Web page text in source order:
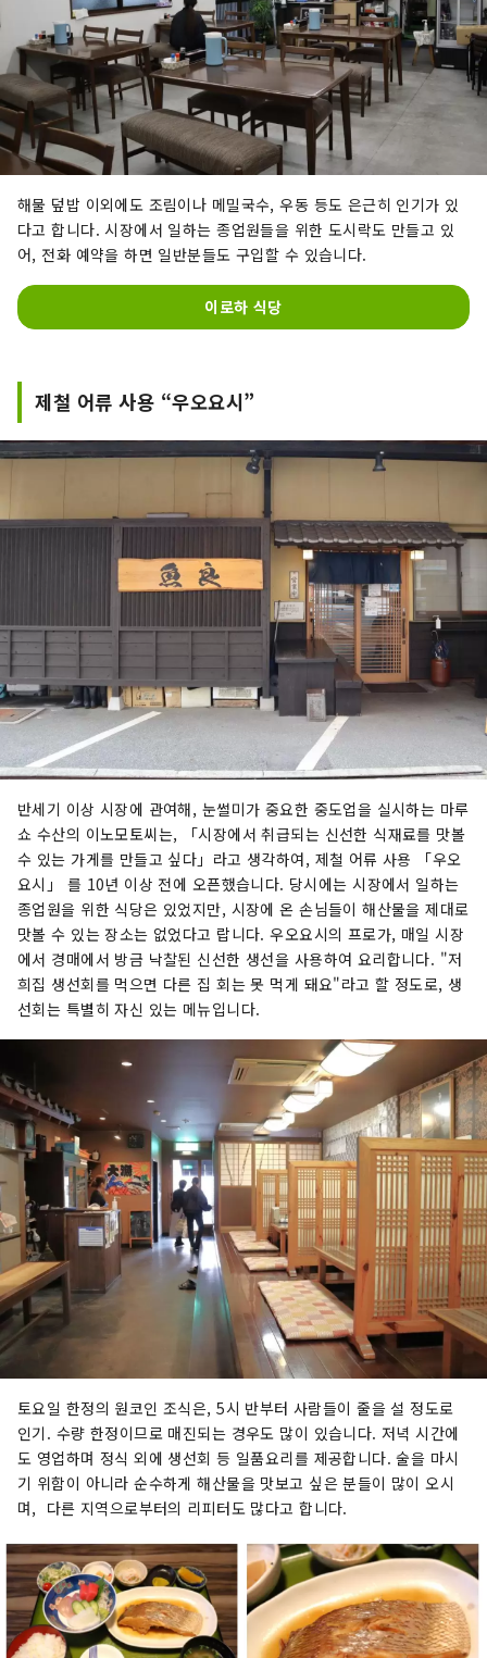
해물 덮밥 이외에도 조림이나 메밀국수, 우동 등도 은근히 인기가 있
다고 합니다. 시장에서 일하는 종업원들을 위한 도시락도 만들고 있
어, 전화 예약을 하면 일반분들도 구입할 수 있습니다.
이로하 식당
제철 어류 사용 “우오요시”
반세기 이상 시장에 관여해, 눈썰미가 중요한 중도업을 실시하는 마루
쇼 수산의 이노모토씨는, 「시장에서 취급되는 신선한 식재료를 맛볼
수 있는 가게를 만들고 싶다」라고 생각하여, 제철 어류 사용 「우오
요시」 를 10년 이상 전에 오픈했습니다. 당시에는 시장에서 일하는
종업원을 위한 식당은 있었지만, 시장에 온 손님들이 해산물을 제대로
맛볼 수 있는 장소는 없었다고 랍니다. 우오요시의 프로가, 매일 시장
에서 경매에서 방금 낙찰된 신선한 생선을 사용하여 요리합니다. "저
희집 생선회를 먹으면 다른 집 회는 못 먹게 돼요"라고 할 정도로, 생
선회는 특별히 자신 있는 메뉴입니다.
토요일 한정의 원코인 조식은, 5시 반부터 사람들이 줄을 설 정도로
인기. 수량 한정이므로 매진되는 경우도 많이 있습니다. 저녁 시간에
도 영업하며 정식 외에 생선회 등 일품요리를 제공합니다. 술을 마시
기 위함이 아니라 순수하게 해산물을 맛보고 싶은 분들이 많이 오시
며, 다른 지역으로부터의 리피터도 많다고 합니다.